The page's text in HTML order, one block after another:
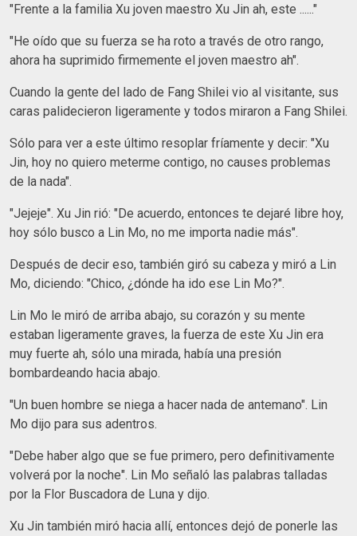
"Frente a la familia Xu joven maestro Xu Jin ah, este ......"
"He oído que su fuerza se ha roto a través de otro rango,
ahora ha suprimido firmemente el joven maestro ah".
Cuando la gente del lado de Fang Shilei vio al visitante, sus
caras palidecieron ligeramente y todos miraron a Fang Shilei.
Sólo para ver a este último resoplar fríamente y decir: "Xu
Jin, hoy no quiero meterme contigo, no causes problemas
de la nada".
"Jejeje". Xu Jin rió: "De acuerdo, entonces te dejaré libre hoy,
hoy sólo busco a Lin Mo, no me importa nadie más".
Después de decir eso, también giró su cabeza y miró a Lin
Mo, diciendo: "Chico, ¿dónde ha ido ese Lin Mo?".
Lin Mo le miró de arriba abajo, su corazón y su mente
estaban ligeramente graves, la fuerza de este Xu Jin era
muy fuerte ah, sólo una mirada, había una presión
bombardeando hacia abajo.
"Un buen hombre se niega a hacer nada de antemano". Lin
Mo dijo para sus adentros.
"Debe haber algo que se fue primero, pero definitivamente
volverá por la noche". Lin Mo señaló las palabras talladas
por la Flor Buscadora de Luna y dijo.
Xu Jin también miró hacia allí, entonces dejó de ponerle las